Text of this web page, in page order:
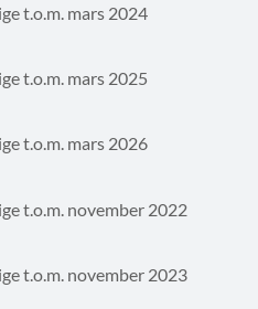
t.o.m. mars 2024
t.o.m. mars 2025
t.o.m. mars 2026
t.o.m. november 2022
t.o.m. november 2023